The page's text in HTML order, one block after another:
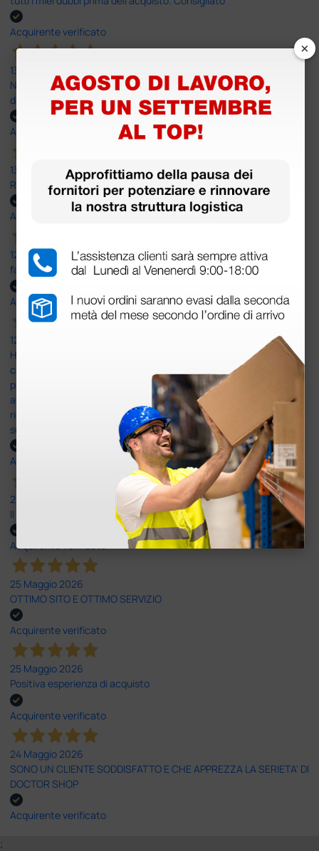
Acquirente verificato
13 Luglio 2026
Nulla da eccepire. Tutto estremamente chiaro e corretto,
dall’ordine alla consegna.
Acquirente verificato
13 Luglio 2026
Rapidi, disponibili ben forniti
Acquirente verificato
12 Giugno 2026
facilità di acquisto e puntualità
Acquirente verificato
12 Giugno 2026
Ho avuto un problema con la consegna, il pacco non è stato
consegnato ma messo in giacenza. Il problema è stato
prontamente risolto dal servizio clienti. Altro problema il codice di
attivazione del software per il PC non corretto e anche questo
risolto in modo rapido professionale e immediato. Assistenza
super disponibile e professionale più che 5 stelle
Acquirente verificato
25 Maggio 2026
Il servizio e’ risultato buono, anche i tempi di consegna
Acquirente verificato
25 Maggio 2026
OTTIMO SITO E OTTIMO SERVIZIO
Acquirente verificato
25 Maggio 2026
Positiva esperienza di acquisto
Acquirente verificato
24 Maggio 2026
SONO UN CLIENTE SODDISFATTO E CHE APPREZZA LA SERIETA' DI
DOCTOR SHOP
Acquirente verificato
;
×